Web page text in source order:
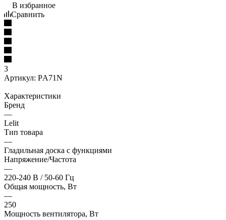
В избранное
Сравнить
3
Артикул: РA71N
Характеристики
Бренд
—
Lelit
Тип товара
—
Гладильная доска с функциями
Напряжение/Частота
—
220-240 В / 50-60 Гц
Общая мощность, Вт
—
250
Мощность вентилятора, Вт